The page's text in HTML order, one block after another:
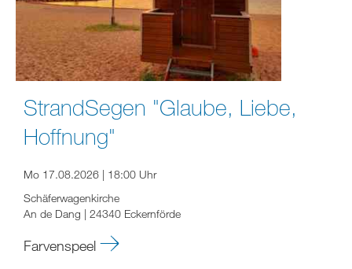
StrandSegen "Glaube, Liebe,
Hoffnung"
Mo 17.08.2026 | 18:00 Uhr
Schäferwagenkirche
An de Dang | 24340 Eckernförde
Farvenspeel